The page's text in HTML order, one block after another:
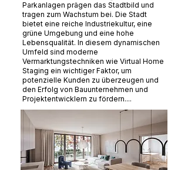
Parkanlagen prägen das Stadtbild und
tragen zum Wachstum bei. Die Stadt
bietet eine reiche Industriekultur, eine
grüne Umgebung und eine hohe
Lebensqualität. In diesem dynamischen
Umfeld sind moderne
Vermarktungstechniken wie Virtual Home
Staging ein wichtiger Faktor, um
potenzielle Kunden zu überzeugen und
den Erfolg von Bauunternehmen und
Projektentwicklern zu fördern....